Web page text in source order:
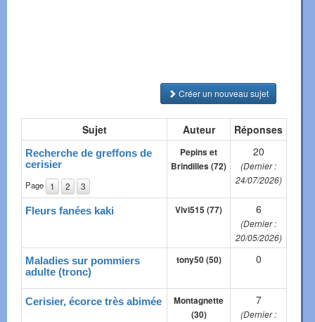
Créer un nouveau sujet
Sujet Auteur Réponses
Recherche de greffons de
cerisier
Page 1 2 3
Pepins et
Brindilles (72)
20
(Dernier :
24/07/2026)
Fleurs fanées kaki Vivi515 (77) 6
(Dernier :
20/05/2026)
Maladies sur pommiers
adulte (tronc)
tony50 (50) 0
Cerisier, écorce très abimée
Montagnette
(30)
7
(Dernier :